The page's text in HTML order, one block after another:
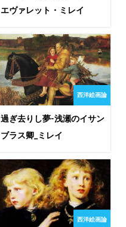
エヴァレット・ミレイ
西洋絵画論
過ぎ去りし夢-浅瀬のイサン
ブラス卿_ミレイ
西洋絵画論